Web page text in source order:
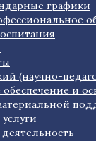
графики
(научно-
и